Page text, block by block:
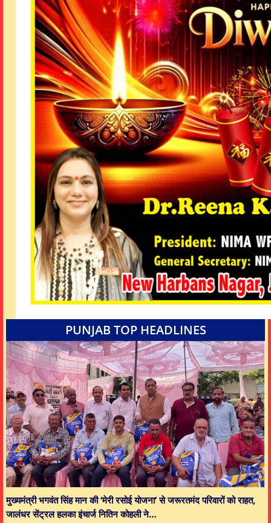
PUNJAB TOP HEADLINES
मुख्यमंत्री भगवंत सिंह मान की ‘मेरी रसोई योजना’ से जरूरतमंद परिवारों को राहत,
जालंधर सेंट्रल हलका इंचार्ज नितिन कोहली ने…